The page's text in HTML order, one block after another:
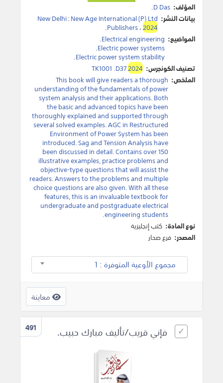
المؤلف: D Das
.
بيانات النشر:
New Delhi:New Age International (P) Ltd
Publishers،2024
.
المواضيع: Electrical engineering
.
Electric power systems
.
Electric power system stability
.
تصنيف الكونجرس:
TK1001 .D372024
الملخص: This book will give readers a thorough
understanding of the fundamentals of power
system analysis and their applications. Both
the basic and advanced topics have been
thoroughly explained and supported through
several solved examples. AGC in Restructured
Environment of Power System has been
introduced. Sag and Tension Analysis have
been discussed in detail. Contains over 150
illustrative examples, practice problems and
objective-type questions that will assist the
readers. Answers to the problems and multiple
choice questions are also given. With all these
features, this is an invaluable textbook for
undergraduate and postgraduate electrical
engineering students.
نوع المادة: كتب إنجليزية
المصدر: فرع صحار
مجموع الأوعية المتوفرة : 1
معاينة
491 فإني قريب/تأليف مبارك حبيب.